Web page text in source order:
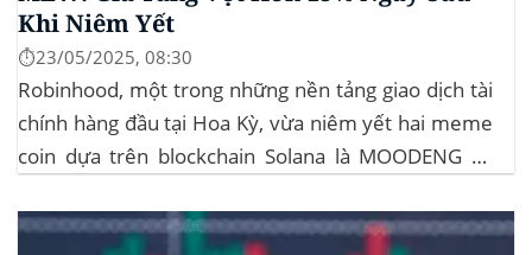
Khi Niêm Yết
⏱️23/05/2025, 08:30
Robinhood, một trong những nền tảng giao dịch tài
chính hàng đầu tại Hoa Kỳ, vừa niêm yết hai meme
coin dựa trên blockchain Solana là MOODENG và
mẽ cho cả hai đồng tiền số, với mức tăng hơn...